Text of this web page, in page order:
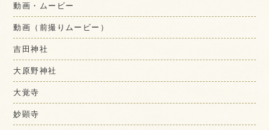
動画・ムービー
動画（前撮りムービー）
吉田神社
大原野神社
大覚寺
妙顕寺